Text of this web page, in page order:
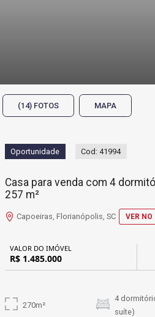
(14) FOTOS MAPA
Oportunidade Cod: 41994
Casa para venda com 4
257 m²
Capoeiras, Florianópolis, SC VER
VALOR DO IMÓVEL
R$ 1.485.000
270m²
4
suíte)